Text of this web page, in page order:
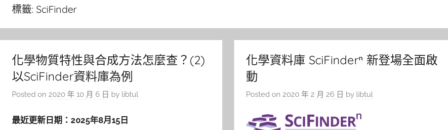
圖
標籤: SciFinder
化學物質特性與合成方法怎麼查？(2)
以SciFinder資料庫為例
Posted on 2020 年 10 月 6 日 by libtul
最近更新日期：2025年8月15日
化學資料庫 SciFinderⁿ 新登場全面啟
動
Posted on 2020 年 2 月 26 日 by libtul